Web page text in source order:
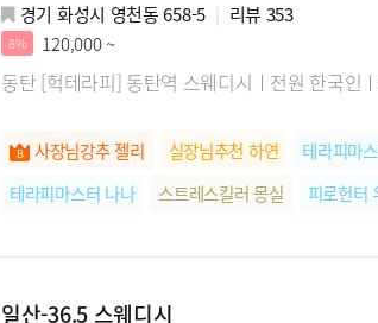
경기 화성시 영천동 658-5 리뷰 353
8% 120,000 ~
동탄 [헉테라피] 동탄역 스웨디시ㅣ전
사장님강추 젤리 실장님추천 하연 테라피마
테라피마스터 나나
스트레스킬러 몽실 피로헌터
일산-36.5 스웨디시